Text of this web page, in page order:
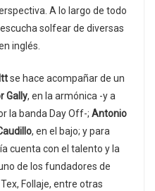
A lo largo de todo
solfear de diversas
inglés.
se hace acompañar de un
Gally, en la armónica -y a
la banda Day Off-; Antonio
, en el bajo; y para
cuenta con el talento y la
de los fundadores de
Follaje, entre otras